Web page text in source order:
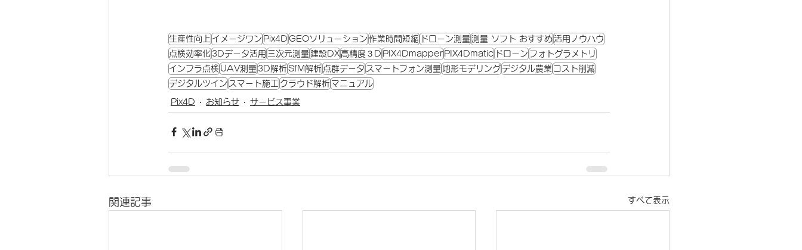
生産性向上 イメージワン Pix4D GEOソリューション 作業時間短縮 ドローン測量 測量 ソフト おすすめ活用ノウハウ
点検効率化 3Dデータ活用 三次元測量 建設DX高精度３D PIX4Dmapper PIX4Dmatic ドローン フォトグラメトリ
インフラ点検 UAV測量 3D解析 SfM解析 点群データ スマートフォン測量 地形モデリングデジタル農業 コスト削減
デジタルツイン スマート施工 クラウド解析 マニュアル
Pix4D お知らせ サービス事業
関連記事 すべて表示